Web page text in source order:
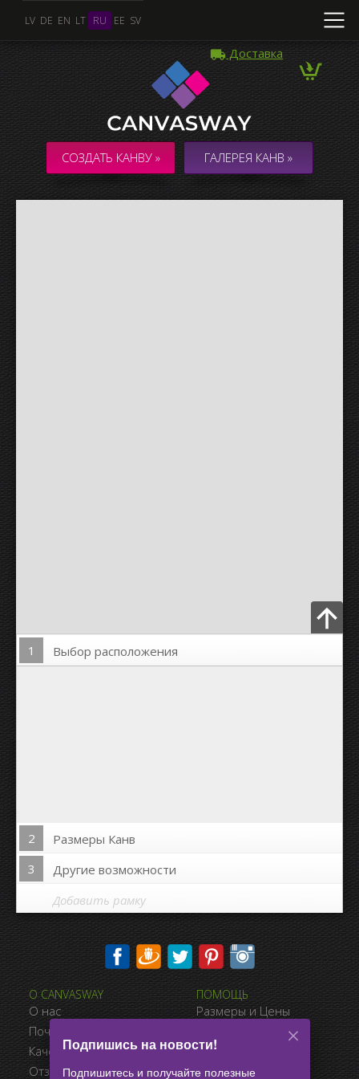
LV DE EN LT RU EE SV
Доставка
СОЗДАТЬ КАНВУ » ГАЛЕРЕЯ КАНВ »
Загрузить Фото
1 Выбор расположения
2
Размеры Канв
3
Другие возможности
Печать на сторонах канвы:
Нет
Расстояние между фото:
Расстояние до краёв:
Добавить рамку
Несколько Фото
КОЛЛАЖ / КОМПОЗИЦИЯ из нескольких Фото
О CANVASWAY
О нас
Почему CanvasWay.com
Качество Продукта
Отзывы Клиентов
ПОМОЩЬ
Размеры и Цены
Доставка
Условия Продажи
Подпишись на новости!
Подпишитесь и получайте полезные